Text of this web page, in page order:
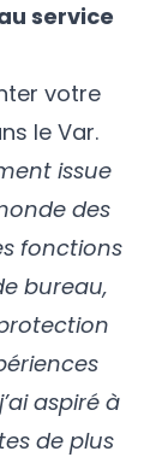
service
votre
le Var.
issue
des
fonctions
bureau,
aspiré à
de plus